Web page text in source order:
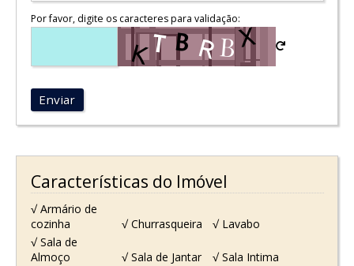
Por favor, digite os caracteres para validação:
Enviar
Características do Imóvel
√ Armário de
cozinha
√ Churrasqueira
√ Lavabo
√ Sala de
Almoço
√ Sala de Jantar
√ Sala Intima